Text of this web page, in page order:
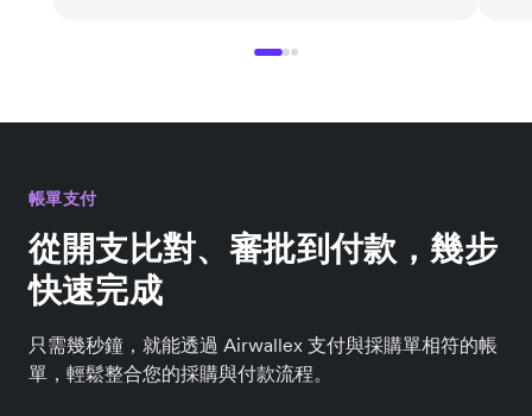
帳單支付
從開支比對、審批到付款，幾步
快速完成
只需幾秒鐘，就能透過 Airwallex 支付與採購單相符的帳
單，輕鬆整合您的採購與付款流程。